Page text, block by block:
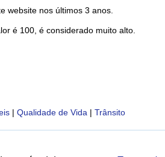
website nos últimos 3 anos.
é 100, é considerado muito alto.
| Qualidade de Vida | Trânsito